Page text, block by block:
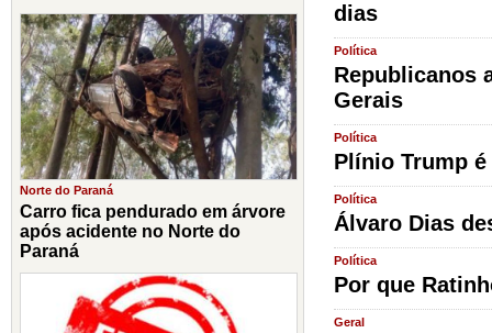
Norte do Paraná
Carro fica pendurado em árvore
após acidente no Norte do
Paraná
dias
Política
Republicanos
Gerais
Política
Plínio Trump
Política
Álvaro Dias
Política
Por que
Geral